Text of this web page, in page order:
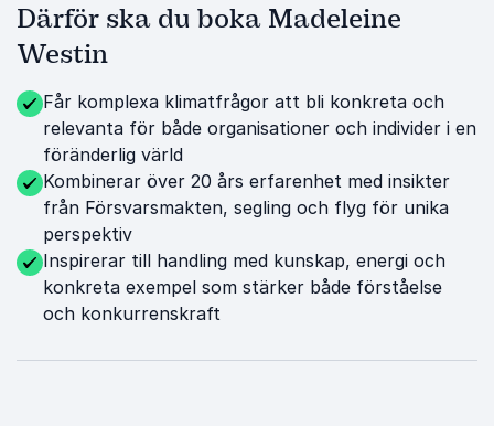
Därför ska du boka Madeleine
Westin
Får komplexa klimatfrågor att bli konkreta och
relevanta för både organisationer och individer i en
föränderlig värld
Kombinerar över 20 års erfarenhet med insikter
från Försvarsmakten, segling och flyg för unika
perspektiv
Inspirerar till handling med kunskap, energi och
konkreta exempel som stärker både förståelse
och konkurrenskraft